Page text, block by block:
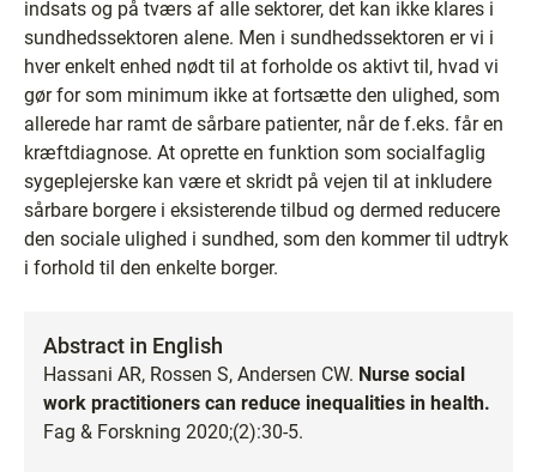
indsats og på tværs af alle sektorer, det kan ikke klares i
sundhedssektoren alene. Men i sundhedssektoren er vi i
hver enkelt enhed nødt til at forholde os aktivt til, hvad vi
gør for som minimum ikke at fortsætte den ulighed, som
allerede har ramt de sårbare patienter, når de f.eks. får en
kræftdiagnose. At oprette en funktion som socialfaglig
sygeplejerske kan være et skridt på vejen til at inkludere
sårbare borgere i eksisterende tilbud og dermed reducere
den sociale ulighed i sundhed, som den kommer til udtryk
i forhold til den enkelte borger.
Abstract in English
Hassani AR, Rossen S, Andersen CW. Nurse social
work practitioners can reduce inequalities in health.
Fag & Forskning 2020;(2):30-5.